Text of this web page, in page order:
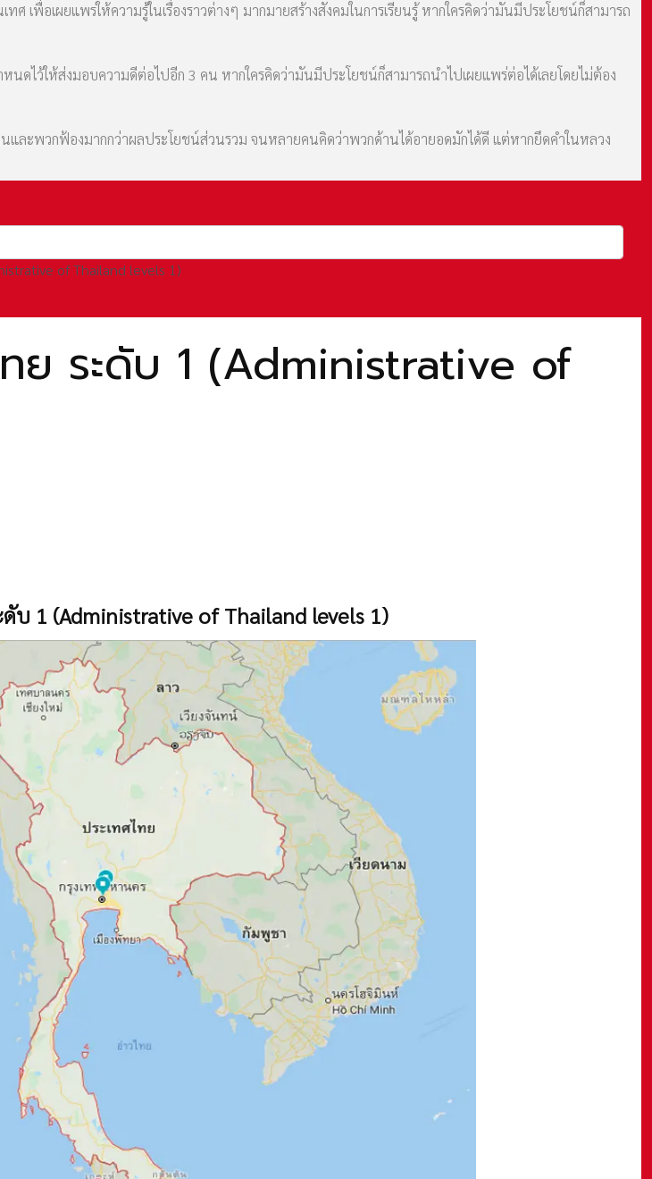
เพื่อเผยแพร่ให้ความรู้ในเรื่องราวต่างๆ มากมายสร้างสังคมในการเรียนรู้ หากใครคิดว่ามันมีประโยชน์ก็สามารถ
นดไว้ให้ส่งมอบความดีต่อไปอีก 3 คน หากใครคิดว่ามันมีประโยชน์ก็สามารถนำไปเผยแพร่ต่อได้เลยโดยไม่ต้อง
ละพวกฟ้องมากกว่าผลประโยชน์ส่วนรวม จนหลายคนคิดว่าพวกด้านได้อายอดมักได้ดี แต่หากยึดคำในหลวง
of Thailand levels 1)
ย ระดับ 1 (Administrative of
บ 1 (Administrative of Thailand levels 1)